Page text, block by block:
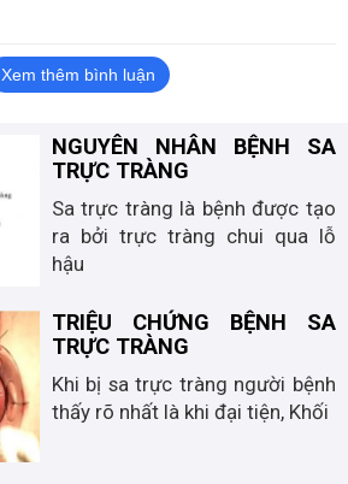
Xem thêm bình luận
NGUYÊN NHÂN BỆNH SA
TRỰC TRÀNG
Sa trực tràng là bệnh được tạo
ra bởi trực tràng chui qua lỗ
hậu
TRIỆU CHỨNG BỆNH SA
TRỰC TRÀNG
Khi bị sa trực tràng người bệnh
thấy rõ nhất là khi đại tiện, Khối